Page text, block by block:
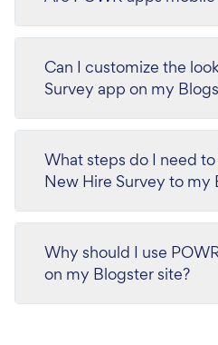
Can I customize the
Survey app on my
What steps do I need
New Hire Survey to my
Why should I use
on my Blogster site?